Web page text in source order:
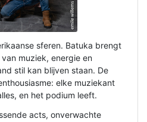
sferen. Batuka brengt
muziek, energie en
stil kan blijven staan. De
elke muziekant
en het podium leeft.
acts, onverwachte